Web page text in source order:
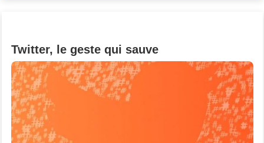
Twitter, le geste qui sauve